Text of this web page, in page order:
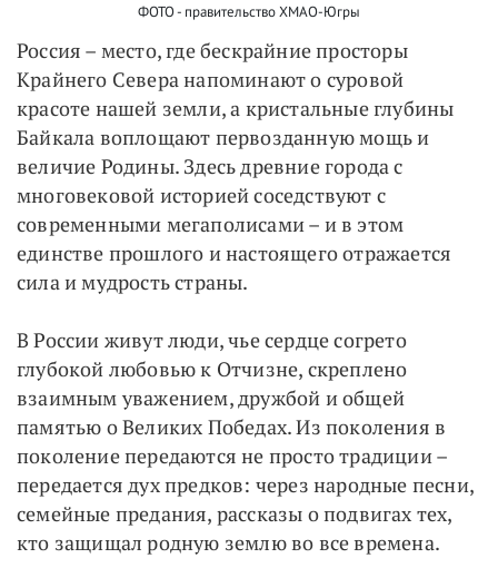
ФОТО - правительство ХМАО-Югры
Россия – место, где бескрайние просторы
Крайнего Севера напоминают о суровой
красоте нашей земли, а кристальные глубины
Байкала воплощают первозданную мощь и
величие Родины. Здесь древние города с
многовековой историей соседствуют с
современными мегаполисами – и в этом
единстве прошлого и настоящего отражается
сила и мудрость страны.
В России живут люди, чье сердце согрето
глубокой любовью к Отчизне, скреплено
взаимным уважением, дружбой и общей
памятью о Великих Победах. Из поколения в
поколение передаются не просто традиции –
передается дух предков: через народные песни,
семейные предания, рассказы о подвигах тех,
кто защищал родную землю во все времена.